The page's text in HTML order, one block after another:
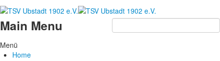
Main Menu
Menü
Home